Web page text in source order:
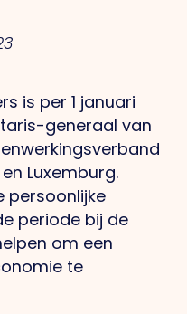
is per 1 januari
generaal van
Luxemburg.
persoonlijke
periode bij de
om een
te